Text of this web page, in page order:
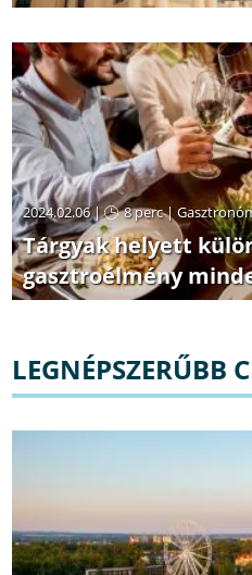
2024.02.06 | 8 perc|
Tárgyak helyett
gasztroélmény
LEGNÉPSZERŰBB